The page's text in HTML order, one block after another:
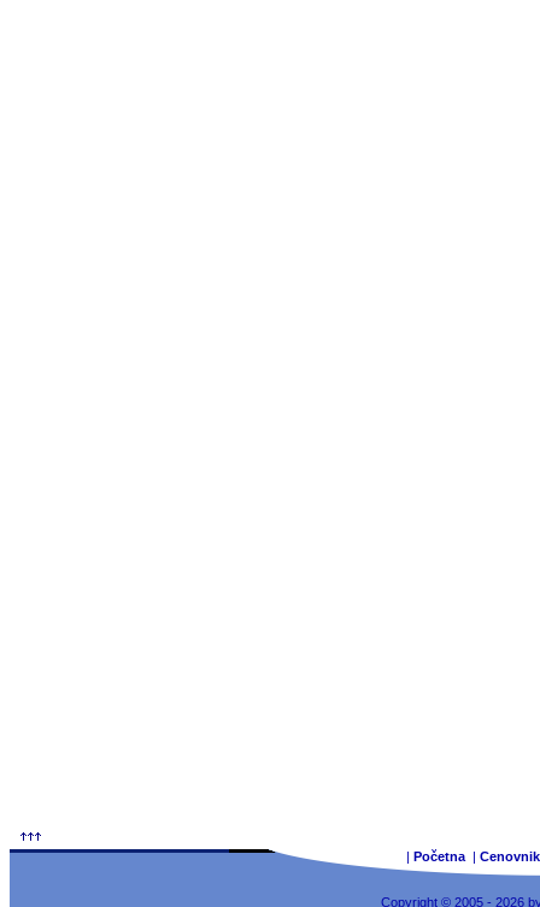
| Početna| Cenovnik
Copyright © 2005 - 2026